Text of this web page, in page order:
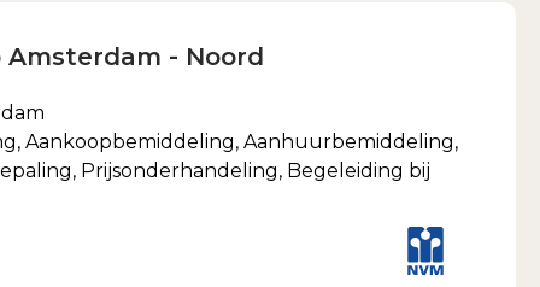
Amsterdam - Noord
Aankoopbemiddeling, Aanhuurbemiddeling,
Prijsonderhandeling, Begeleiding bij